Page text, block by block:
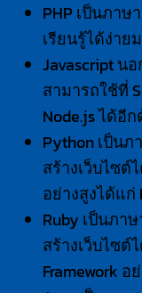
PHP เป็นภาษ
เรียนรู้ได้ง่าย
Javascript น
สามารถใช้ที่
Node.js ได้อี
Python เป็น
สร้างเว็บไซต์
อย่างสูงได้แก่
Ruby เป็นภา
สร้างเว็บไซต์
Framework อ